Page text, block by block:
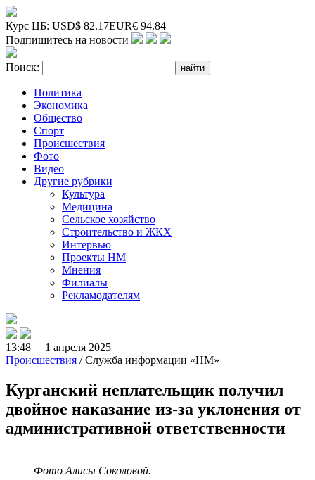
Курс ЦБ: USD$ 82.17EUR€ 94.84
Подпишитесь на новости
Поиск:
Политика
Экономика
Общество
Спорт
Происшествия
Фото
Видео
Другие рубрики
Культура
Медицина
Сельское хозяйство
Строительство и ЖКХ
Интервью
Проекты НМ
Мнения
Филиалы
Рекламодателям
13:48 1 апреля 2025
Происшествия / Служба информации «НМ»
Курганский неплательщик получил
двойное наказание из-за уклонения от
административной ответственности
Фото Алисы Соколовой.